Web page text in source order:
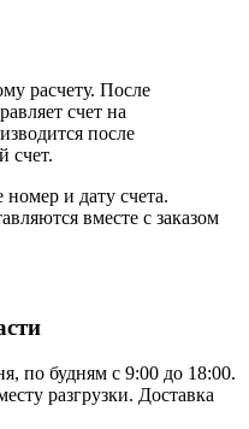
расчету. После
счет на
после
счет.
и дату счета.
вместе с заказом
по будням с 9:00 до 18:00.
разгрузки. Доставка